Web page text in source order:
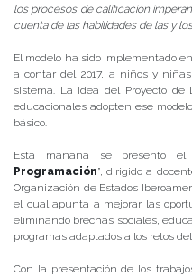
los procesos de calificación
cuenta de las habilidades de las y
El modelo ha sido implementado
a contar del 2017, a niños y
sistema. La idea del Proyecto
educacionales adopten ese
básico.
Esta mañana se presentó el
Programación”, dirigido a
Organización de Estados
el cual apunta a mejorar las
eliminando brechas sociales,
programas adaptados a los retos
Con la presentación de los